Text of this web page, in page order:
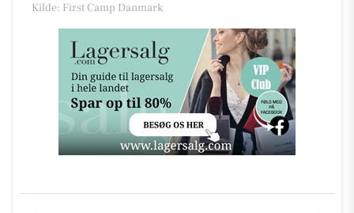
Kilde: First Camp Danmark